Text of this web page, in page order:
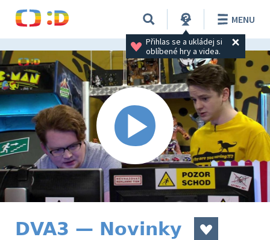
Přihlas se a ukládej si
oblíbené hry a videa.
MENU
DVA3 — Novinky